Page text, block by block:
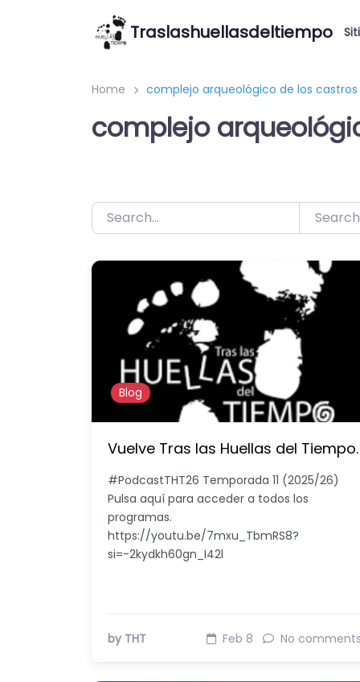
Traslashuellasdeltiempo
Home complejo arqueológico de los castros
complejo
Search
Blog
Vuelve Tras las Huellas del Tiempo.
#PodcastTHT26 Temporada 11 (2025/26)
Pulsa aquí para acceder a todos los
programas.
https://youtu.be/7mxu_TbmRS8?
si=-2kydkh60gn_I42l
by THT Feb 8 No comments